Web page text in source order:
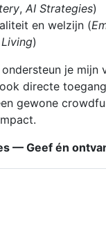
, AI Strategies)
en welzijn (
)
je mijn
directe
gewone
— Geef én